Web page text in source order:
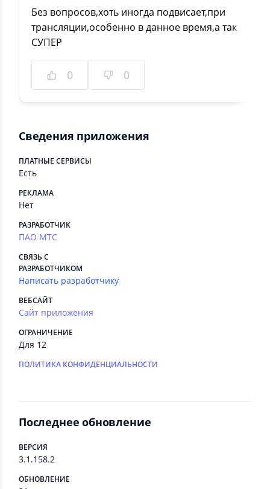
Без вопросов,хоть иногда подвисает,при
трансляции,особенно в данное время,а так
СУПЕР
0 0
Сведения приложения
ПЛАТНЫЕ СЕРВИСЫ
Есть
РЕКЛАМА
Нет
РАЗРАБОТЧИК
ПАО МТС
СВЯЗЬ С
РАЗРАБОТЧИКОМ
Написать разработчику
ВЕБСАЙТ
Сайт приложения
ОГРАНИЧЕНИЕ
Для 12
ПОЛИТИКА КОНФИДЕНЦИАЛЬНОСТИ
Последнее обновление
ВЕРСИЯ
3.1.158.2
ОБНОВЛЕНИЕ